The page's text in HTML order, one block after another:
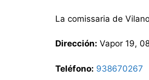
La comissaria de
Dirección: Vapor 19,
Teléfono: 938670267